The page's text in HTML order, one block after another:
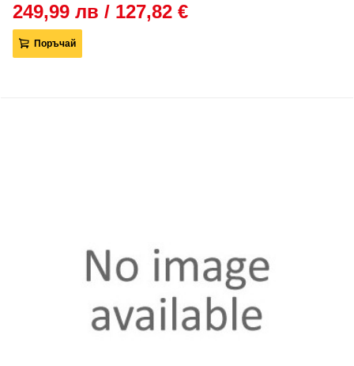
249,99 лв / 127,82 €
Поръчай